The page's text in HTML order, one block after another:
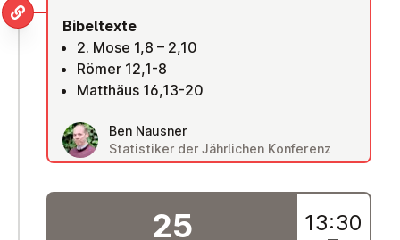
Bibeltexte
2. Mose 1,8 – 2,10
Römer 12,1-8
Matthäus 16,13-20
Ben Nausner
Statistiker der Jährlichen Konferenz
25 13:30